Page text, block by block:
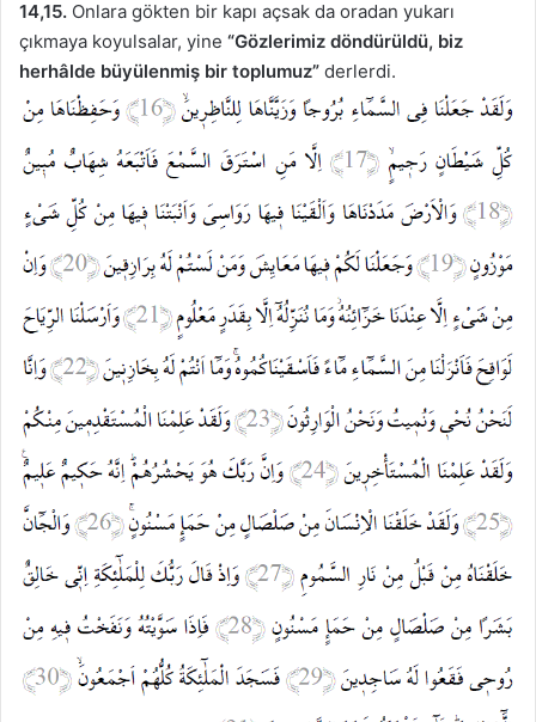
14,15. Onlara gökten bir kapı açsak da oradan yukarı
çıkmaya koyulsalar, yine “Gözlerimiz döndürüldü, biz
herhâlde büyülenmiş bir toplumuz” derlerdi.